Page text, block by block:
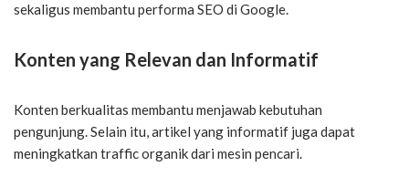
sekaligus membantu performa SEO di Google.
Konten yang Relevan dan Informatif
Konten berkualitas membantu menjawab kebutuhan
pengunjung. Selain itu, artikel yang informatif juga dapat
meningkatkan traffic organik dari mesin pencari.